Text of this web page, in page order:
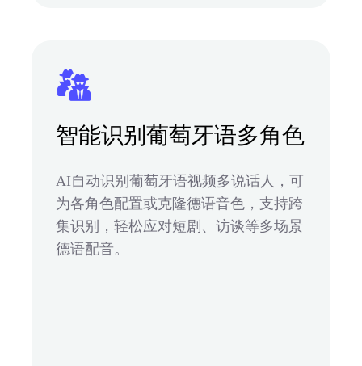
智能识别葡萄牙语多角色
AI自动识别葡萄牙语视频多说话人，可
为各角色配置或克隆德语音色，支持跨
集识别，轻松应对短剧、访谈等多场景
德语配音。